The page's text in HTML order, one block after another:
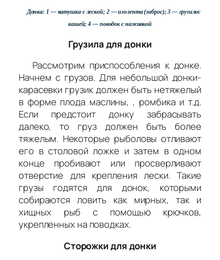
Донка: 1 — катушка с леской; 2 — изолента (заброс); 3 — грузилос
кашей; 4 — поводок с наживкой
Грузила для донки
Рассмотрим приспособления к донке.
Начнем с грузов. Для небольшой донки-
карасевки грузик должен быть нетяжелый
в форме плода маслины, , ромбика и т.д.
Если предстоит донку забрасывать
далеко, то груз должен быть более
тяжелым. Некоторые рыболовы отливают
его в столовой ложке и затем в одном
конце пробивают или просверливают
отверстие для крепления лески. Такие
грузы годятся для донок, которыми
собираются ловить как мирных, так и
хищных рыб с помощью крючков,
укрепленных на поводках.
Сторожки для донки